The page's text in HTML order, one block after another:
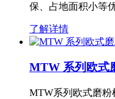
保、占地面积小等
了解详情
MTW 系列欧式
MTW系列欧式磨